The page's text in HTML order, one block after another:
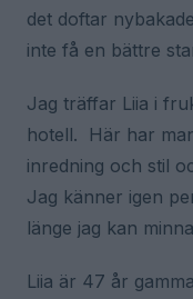
det doftar
inte få en bättre
Jag träffar Liia i
hotell. Här har
inredning och stil
Jag känner igen
länge jag kan
Liia är 47 år